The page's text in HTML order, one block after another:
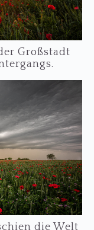
Großstadt
die Welt